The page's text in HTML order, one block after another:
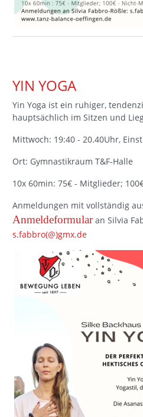
YIN YOGA
Yin Yoga ist ein ruhiger,
hauptsächlich im Sitzen und
Mittwoch: 19:40 - 20.40Uhr,
Ort: Gymnastikraum T&F-Halle
10x 60min: 75€ - Mitglieder;
Anmeldungen mit vollständig
Anmeldeformularan Silvia
s.fabbro(@)gmx.de